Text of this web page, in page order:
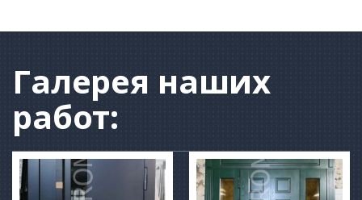
Галерея наших
работ: